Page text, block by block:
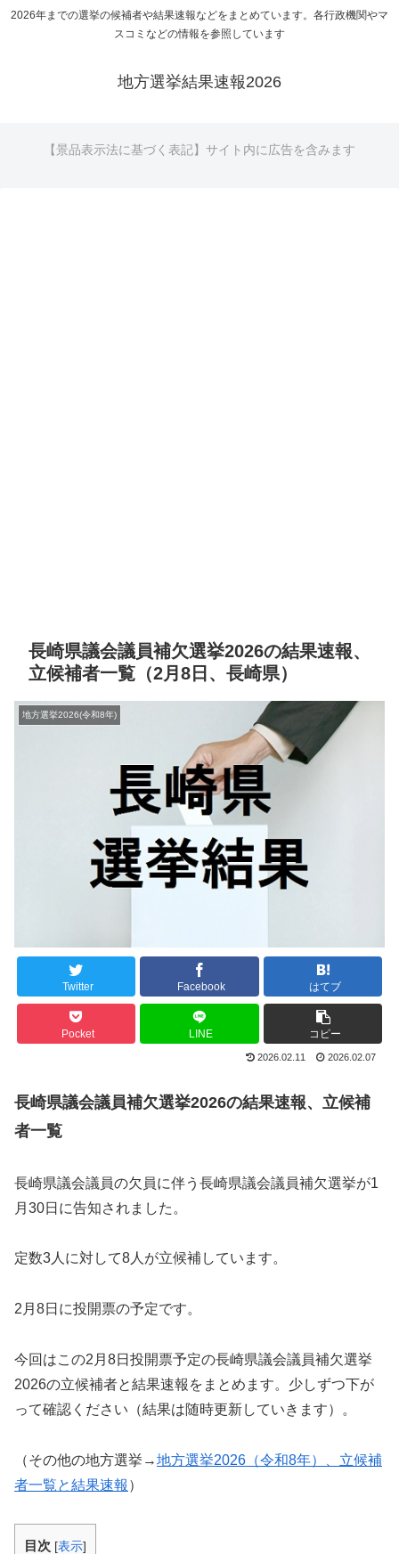
2026年までの選挙の候補者や結果速報などをまとめています。各行政機関やマ
スコミなどの情報を参照しています
地方選挙結果速報2026
【景品表示法に基づく表記】サイト内に広告を含みます
長崎県議会議員補欠選挙2026の結果速報、
立候補者一覧（2月8日、長崎県）
地方選挙2026(令和8年)
Twitter Facebook はてブ
Pocket LINE コピー
2026.02.11 2026.02.07
長崎県議会議員補欠選挙2026の結果速報、立候補
者一覧
長崎県議会議員の欠員に伴う長崎県議会議員補欠選挙が1
月30日に告知されました。
定数3人に対して8人が立候補しています。
2月8日に投開票の予定です。
今回はこの2月8日投開票予定の長崎県議会議員補欠選挙
2026の立候補者と結果速報をまとめます。少しずつ下が
って確認ください（結果は随時更新していきます）。
（その他の地方選挙→地方選挙2026（令和8年）、立候補
者一覧と結果速報 ）
目次 [表示]